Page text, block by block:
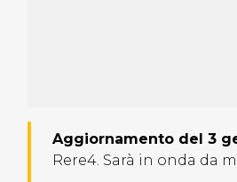
Aggiornamento del 3
Rere4. Sarà in onda da